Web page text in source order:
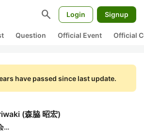
search Login Signup
Question Official Event Official
have passed since last update.
(森脇 昭宏)
エキサイト株式会社